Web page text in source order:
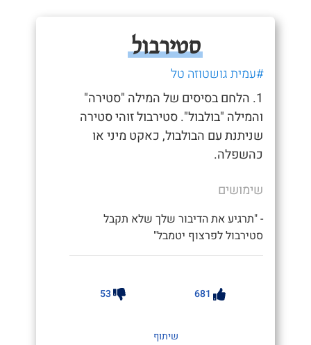
סטירבול
#עמית גושטוזה טל
1. הלחם בסיסים של המילה "סטירה"
והמילה "בולבול". סטירבול זוהי סטירה
שניתנת עם הבולבול, כאקט מיני או
כהשפלה.
שימושים
- "תרגיע את הדיבור שלך שלא תקבל
סטירבול לפרצוף יטמבל"
681
53
שיתוף